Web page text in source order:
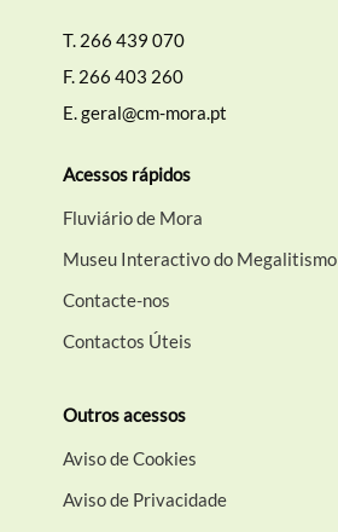
T. 266 439 070
F. 266 403 260
E.geral@cm-mora.pt
Acessos rápidos
Fluviário de Mora
Museu Interactivo do Megalitismo
Contacte-nos
Contactos Úteis
Outros acessos
Aviso de Cookies
Aviso de Privacidade